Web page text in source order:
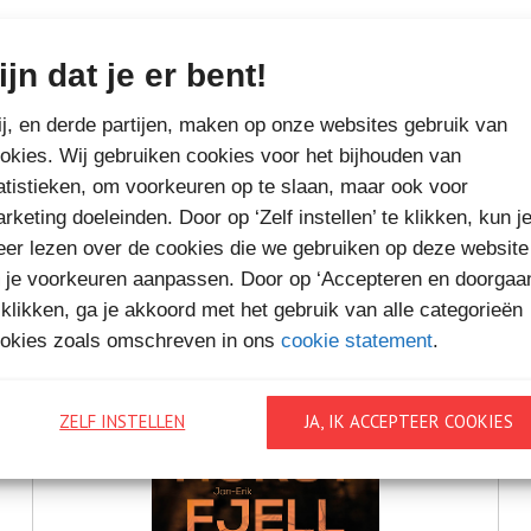
dat je er bent!
en derde partijen, maken op onze websites gebruik van
Wij gebruiken cookies voor het bijhouden van
om voorkeuren op te slaan, maar ook voor
doeleinden. Door op ‘Zelf instellen’ te klikken, kun
lezen over de cookies die we gebruiken op deze website
je voorkeuren aanpassen. Door op ‘Accepteren en
ga je akkoord met het gebruik van alle categorieën
zoals omschreven in ons cookie statement.
JA, IK ACCEPTEER COOKIES
ZELF INSTELLEN
MEER BOEKEN VAN
VAKANTIELEZEN